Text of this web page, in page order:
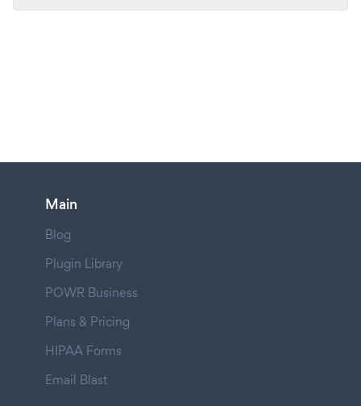
Main
Blog
Plugin Library
POWR Business
Plans & Pricing
HIPAA Forms
Email Blast